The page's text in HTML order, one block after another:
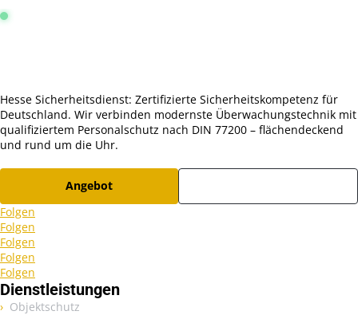
Hesse Sicherheitsdienst: Zertifizierte Sicherheitskompetenz für
Deutschland. Wir verbinden modernste Überwachungstechnik mit
qualifiziertem Personalschutz nach DIN 77200 – flächendeckend
und rund um die Uhr.
Angebot
Folgen
Folgen
Folgen
Folgen
Folgen
Dienstleistungen
Objektschutz